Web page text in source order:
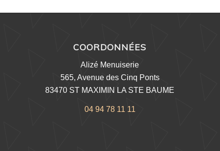
COORDONNÉES
Alizé Menuiserie
565, Avenue des Cinq Ponts
83470 ST MAXIMIN LA STE BAUME
04 94 78 11 11